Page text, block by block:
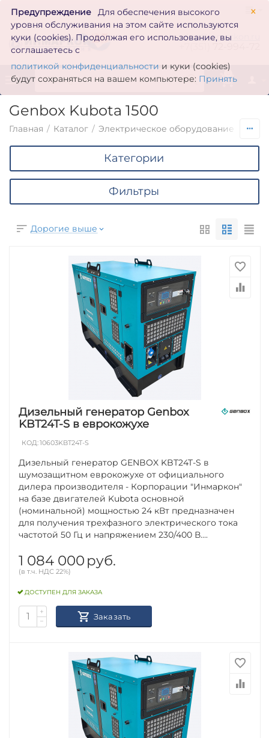
×
Предупреждение
Для обеспечения высокого
уровня обслуживания на этом сайте используются
куки (cookies). Продолжая его использование, вы
соглашаетесь с
политикой конфиденциальности и куки (cookies)
будут сохраняться на вашем компьютере: Принять
zakaz@inmarkon.ru
0
Genbox Kubota 1500
Главная / Каталог / Электрическое оборудование
Категории
Фильтры
Дорогие выше
Дизельный генератор Genbox
KBT24T-S в еврокожухе
КОД:10603KBT24T-S
Дизельный генератор GENBOX KBT24T-S в
шумозащитном еврокожухе от официального
дилера производителя - Корпорации "Инмаркон"
на базе двигателей Kubota основной
(номинальной) мощностью 24 кВт предназначен
для получения трехфазного электрического тока
частотой 50 Гц и напряжением 230/400 В....
1 084 000 руб.
(в т.ч. НДС 22%)
ДОСТУПЕН ДЛЯ ЗАКАЗА
+
−
Заказать